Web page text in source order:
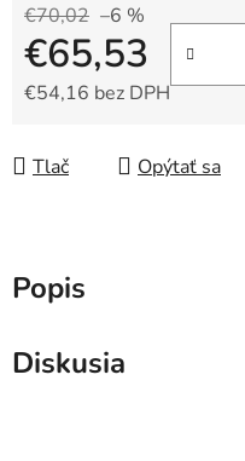
€70,02 –6 %
€65,53
€54,16 bez DPH
Tlač Opýtať sa
Popis
Diskusia